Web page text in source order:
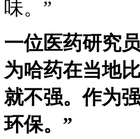
味。”
一位医药研究
为哈药在当地
就不强。作为
环保。”